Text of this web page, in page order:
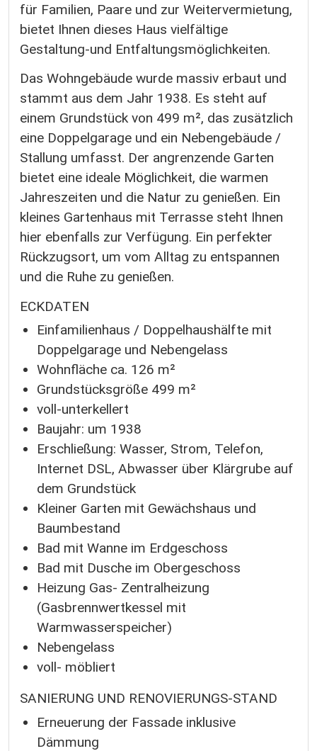
für Familien, Paare und zur Weitervermietung,
bietet Ihnen dieses Haus vielfältige
Gestaltung-und Entfaltungsmöglichkeiten.
Das Wohngebäude wurde massiv erbaut und
stammt aus dem Jahr 1938. Es steht auf
einem Grundstück von 499 m², das zusätzlich
eine Doppelgarage und ein Nebengebäude /
Stallung umfasst. Der angrenzende Garten
bietet eine ideale Möglichkeit, die warmen
Jahreszeiten und die Natur zu genießen. Ein
kleines Gartenhaus mit Terrasse steht Ihnen
hier ebenfalls zur Verfügung. Ein perfekter
Rückzugsort, um vom Alltag zu entspannen
und die Ruhe zu genießen.
ECKDATEN
Einfamilienhaus / Doppelhaushälfte mit
Doppelgarage und Nebengelass
Wohnfläche ca. 126 m²
Grundstücksgröße 499 m²
voll-unterkellert
Baujahr: um 1938
Erschließung: Wasser, Strom, Telefon,
Internet DSL, Abwasser über Klärgrube auf
dem Grundstück
Kleiner Garten mit Gewächshaus und
Baumbestand
Bad mit Wanne im Erdgeschoss
Bad mit Dusche im Obergeschoss
Heizung Gas- Zentralheizung
(Gasbrennwertkessel mit
Warmwasserspeicher)
Nebengelass
voll- möbliert
SANIERUNG UND RENOVIERUNGS-STAND
Erneuerung der Fassade inklusive
Dämmung